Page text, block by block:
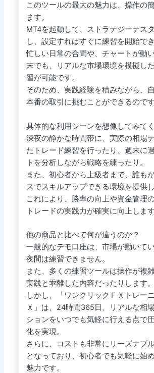
このツールの最大の魅力は、操作の
ます。
MT4を起動して、ストラテジーテス
し、設定すればすぐに練習を開始でき
忙しい日常の合間や、チャートが動
末でも、リアルな市場環境を模擬し
習が可能です。
そのため、実践経験を積みながら、
本番の取引に挑むことができるのです
具体的な利用シーンを想像してみてく
深夜の静かな時間帯に、実際の相場
たトレード練習を行ったり、週末に
トを分析しながら戦略を練ったり。
また、初心者から上級者まで、誰も
スでスキルアップできる環境を提供し
これにより、勝率の向上や資金管理の
トレードの実践力が確実に向上します
他の商品と比べて何が違うのか？
一般的なデモ口座は、市場が動いて
夜間は練習できません。
また、多くの練習ツールは操作が複雑
実践と乖離した内容だったりします。
しかし、「ワンクリックＦＸトレー
Ｘ」は、24時間365日、リアルな相
ションをいつでも気軽に行える点で
化を実現。
さらに、コストも非常にリーズナブ
となっており、初心者でも気軽に始
魅力です。